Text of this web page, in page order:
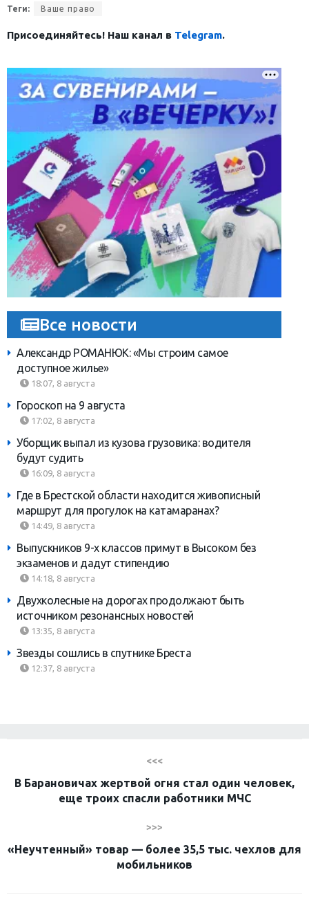
Теги: Ваше право
Присоединяйтесь! Наш канал в Telegram.
Все новости
Александр РОМАНЮК: «Мы строим самое
доступное жилье»
18:07, 8 августа
Гороскоп на 9 августа
17:02, 8 августа
Уборщик выпал из кузова грузовика: водителя
будут судить
16:09, 8 августа
Где в Брестской области находится живописный
маршрут для прогулок на катамаранах?
14:49, 8 августа
Выпускников 9-х классов примут в Высоком без
экзаменов и дадут стипендию
14:18, 8 августа
Двухколесные на дорогах продолжают быть
источником резонансных новостей
13:35, 8 августа
Звезды сошлись в спутнике Бреста
12:37, 8 августа
<<<
В Барановичах жертвой огня стал один человек,
еще троих спасли работники МЧС
>>>
«Неучтенный» товар — более 35,5 тыс. чехлов для
мобильников